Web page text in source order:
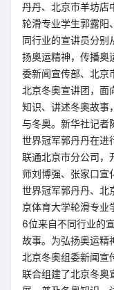
丹丹、北京市羊坊店
轮滑专业学生郭露阳
同行业的宣讲员分别
扬奥运精神，传播奥
委新闻宣传部、北京
北京冬奥宣讲团，面
知识、讲述冬奥故事
与冬奥。新华社记者
世界冠军郭丹丹在进
联通北京市分公司，
师刘博强、张家口宣
世界冠军郭丹丹、北
京体育大学轮滑专业
6位来自不同行业的
故事。为弘扬奥运精
北京冬奥组委新闻宣
联合组建了北京冬奥